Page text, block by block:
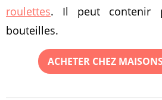
roulettes. Il peut contenir
bouteilles.
ACHETER CHEZ